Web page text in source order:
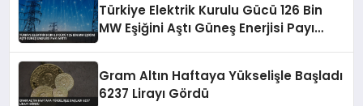
Türkiye Elektrik Kurulu Gücü 126 Bin
MW Eşiğini Aştı Güneş Enerjisi Payı
Gram Altın Haftaya Yükselişle Başladı
6237 Lirayı Gördü